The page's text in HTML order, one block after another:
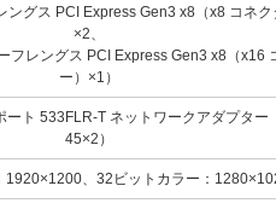
ングス PCI Express Gen3 x8（x8 コネク
×2、
フレングス PCI Express Gen3 x8（x16
ー）×1）
ート 533FLR-T ネットワークアダプター
45×2）
1920×1200、32ビットカラー：